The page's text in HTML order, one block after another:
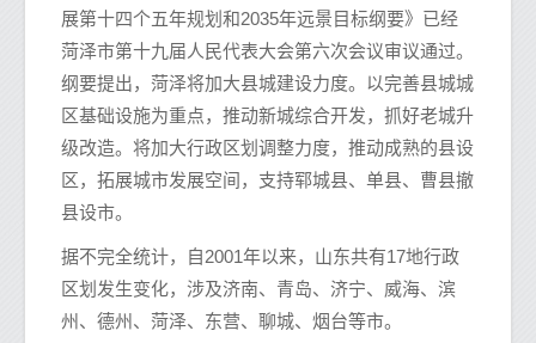
展第十四个五年规划和2035年远景目标纲要》已经
菏泽市第十九届人民代表大会第六次会议审议通过。
纲要提出，菏泽将加大县城建设力度。以完善县城城
区基础设施为重点，推动新城综合开发，抓好老城升
级改造。将加大行政区划调整力度，推动成熟的县设
区，拓展城市发展空间，支持郓城县、单县、曹县撤
县设市。
据不完全统计，自2001年以来，山东共有17地行政
区划发生变化，涉及济南、青岛、济宁、威海、滨
州、德州、菏泽、东营、聊城、烟台等市。